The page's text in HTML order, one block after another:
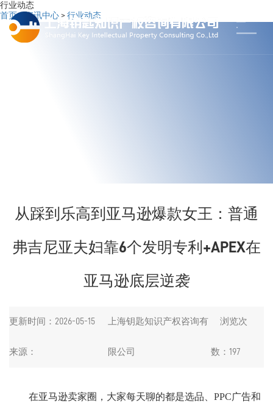
行业动态
首页> 资讯中心 > 行业动态
从踩到乐高到亚马逊爆款女王：普通
弗吉尼亚夫妇靠6个发明专利+APEX在
亚马逊底层逆袭
更新时间：2026-05-15
来源：
上海钥匙知识产权咨询有
限公司
浏览次
数：197
在亚马逊卖家圈，大家每天聊的都是选品、 PPC广告和